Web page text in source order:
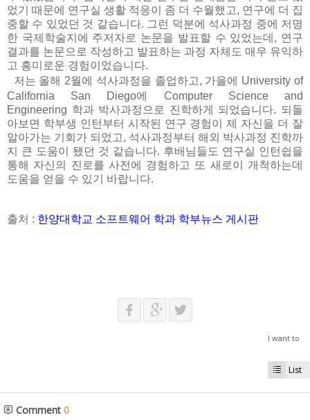
었기 때문에 연구실 생활 적응이 좀 더 수월했고, 연구에 더 집
중할 수 있었던 것 같습니다. 그런 덕분에 석사과정 중에 저명
한 국제학술지에 주저자로 논문을 발표할 수 있었는데 , 연구
결과를 논문으로 작성하고 발표하는 과정 자체도 매우 유익하
고 흥미로운 경험이었습니다.
저는 올해 2월에 석사과정을 졸업하고, 가을에 University of
California San Diego에
Computer Science and
Engineering 학과 박사과정으로 진학하게 되었습니다. 되돌
아보면 학부생 인턴부터 시작된 연구 경험이 제 자신을 더 잘
알아가는 기회가 되었고, 석사과정부터 해외 박사과정 진학까
지 큰 도움이 됐던 것 같습니다. 후배님들도 연구실 인턴쉽을
통해 자신의 진로를 사전에 경험하고 또 새로이 개척하는데
도움을 얻을 수 있기 바랍니다.
출처 : 한양대학교 소프트웨어 학과 학부뉴스 게시판
I want to
List
Comment 0